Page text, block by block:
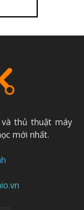
thủ thuật máy
mới nhất.